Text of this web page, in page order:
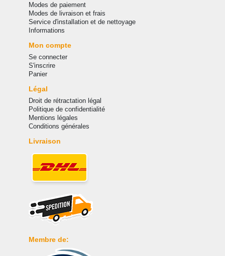
Modes de paiement
Modes de livraison et frais
Service d'installation et de nettoyage
Informations
Mon compte
Se connecter
S'inscrire
Panier
Légal
Droit de rétractation légal
Politique de confidentialité
Mentions légales
Conditions générales
Livraison
Membre de: